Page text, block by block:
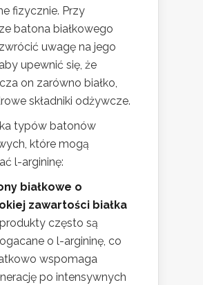
fizycznie. Przy
batona białkowego
uwagę na jego
upewnić się, że
on zarówno białko,
składniki odżywcze.
typów batonów
które mogą
l-argininę:
białkowe o
zawartości białka
często są
o l-argininę, co
wspomaga
po intensywnych